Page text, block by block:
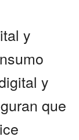
y
y
que